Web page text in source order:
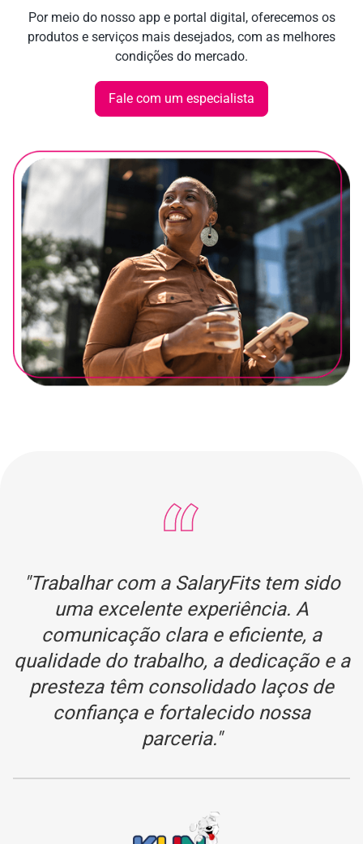
Por meio do nosso app e portal digital, oferecemos os
produtos e serviços mais desejados, com as melhores
condições do mercado.
Fale com um especialista
"Trabalhar com a SalaryFits tem sido
uma excelente experiência. A
comunicação clara e eficiente, a
qualidade do trabalho, a dedicação e a
presteza têm consolidado laços de
confiança e fortalecido nossa
parceria."